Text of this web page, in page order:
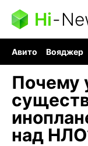
Hi-
Авито Вояджер
Почему
над